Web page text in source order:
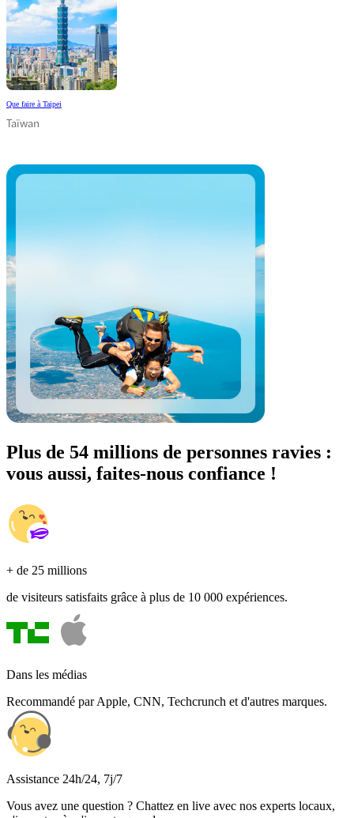
Que faire à Taipei
Taïwan
Plus de 54 millions de personnes ravies :
vous aussi, faites-nous confiance !
+ de 25 millions
de visiteurs satisfaits grâce à plus de 10 000 expériences.
Dans les médias
Recommandé par Apple, CNN, Techcrunch et d'autres marques.
Assistance 24h/24, 7j/7
Vous avez une question ? Chattez en live avec nos experts locaux,